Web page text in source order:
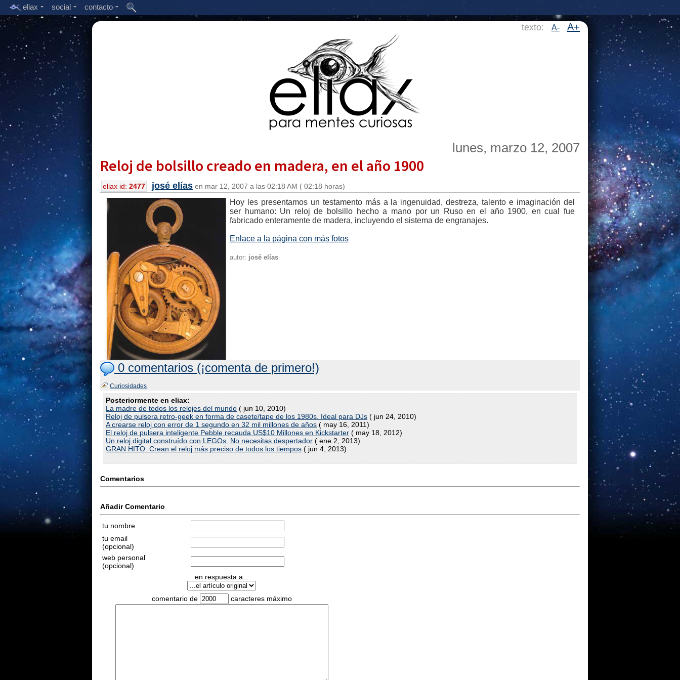
eliax social contacto
texto: A- A+
lunes, marzo 12, 2007
Reloj de bolsillo creado en madera, en el año 1900
eliax id: 2477 josé elías en mar 12, 2007 a las 02:18 AM ( 02:18 horas)
Hoy les presentamos un testamento más a la ingenuidad, destreza, talento e imaginación del
ser humano: Un reloj de bolsillo hecho a mano por un Ruso en el año 1900, en cual fue
fabricado enteramente de madera, incluyendo el sistema de engranajes.
Enlace a la página con más fotos
autor: josé elías
0 comentarios (¡comenta de primero!)
Curiosidades
Posteriormente en eliax:
La madre de todos los relojes del mundo ( jun 10, 2010)
Reloj de pulsera retro-geek en forma de casete/tape de los 1980s. Ideal para DJs ( jun 24, 2010)
A crearse reloj con error de 1 segundo en 32 mil millones de años ( may 16, 2011)
El reloj de pulsera inteligente Pebble recauda US$10 Millones en Kickstarter ( may 18, 2012)
Un reloj digital construído con LEGOs. No necesitas despertador ( ene 2, 2013)
GRAN HITO: Crean el reloj más preciso de todos los tiempos ( jun 4, 2013)
Comentarios
Añadir Comentario
tu nombre
tu email
(opcional)
web personal
(opcional)
en respuesta a...
comentario de caracteres máximo